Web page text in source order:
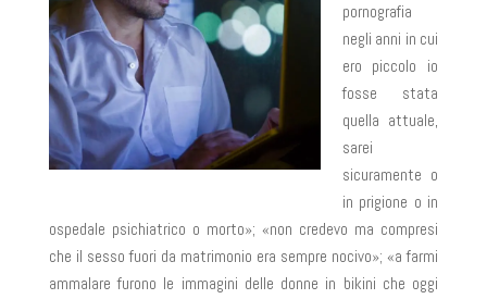
pornografia
negli anni in cui
ero piccolo io
fosse stata
quella attuale,
sarei
sicuramente o
in prigione o in
ospedale psichiatrico o morto»; «non credevo ma compresi
che il sesso fuori da matrimonio era sempre nocivo»; «a farmi
ammalare furono le immagini delle donne in bikini che oggi